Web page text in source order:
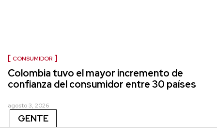
CONSUMIDOR
Colombia tuvo el mayor incremento de
confianza del consumidor entre 30 países
agosto 3, 2026
GENTE